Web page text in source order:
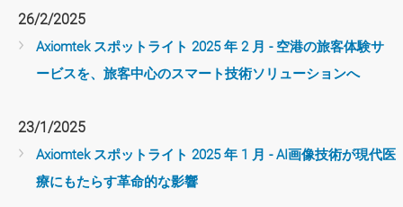
26/2/2025
Axiomtek スポットライト 2025 年 2 月 - 空港の旅客体験サ
ービスを、旅客中心のスマート技術ソリューションへ
23/1/2025
Axiomtek スポットライト 2025 年 1 月 - AI画像技術が現代医
療にもたらす革命的な影響